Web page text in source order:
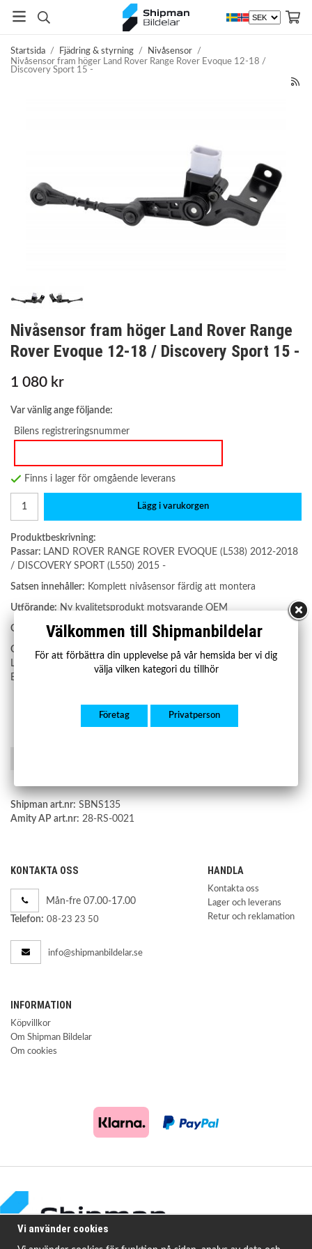
Startsida / Fjädring & styrning / Nivåsensor /
Nivåsensor fram höger Land Rover Range Rover Evoque 12-18 /
Discovery Sport 15 -
Nivåsensor fram höger Land Rover Range
Rover Evoque 12-18 / Discovery Sport 15 -
1 080 kr
Var vänlig ange följande:
Bilens registreringsnummer
Finns i lager för omgående leverans
Lägg i varukorgen
Produktbeskrivning:
Passar: LAND ROVER RANGE ROVER EVOQUE (L538) 2012-2018
/ DISCOVERY SPORT (L550) 2015 -
Satsen innehåller: Komplett nivåsensor färdig att montera
Utförande: Ny kvalitetsprodukt motsvarande OEM
Garanti: 2 år
OE nummer:
LR024219
BJ323C280AA
Shipman art.nr: SBNS135
Amity AP art.nr: 28-RS-0021
KONTAKTA OSS
Mån-fre 07.00-17.00
Telefon: 08-23 23 50
info@shipmanbildelar.se
HANDLA
Kontakta oss
Lager och leverans
Retur och reklamation
INFORMATION
Köpvillkor
Om Shipman Bildelar
Om cookies
Välkommen till Shipmanbildelar
För att förbättra din upplevelse på vår hemsida ber vi dig
välja vilken kategori du tillhör
Företag Privatperson
Vi använder cookies